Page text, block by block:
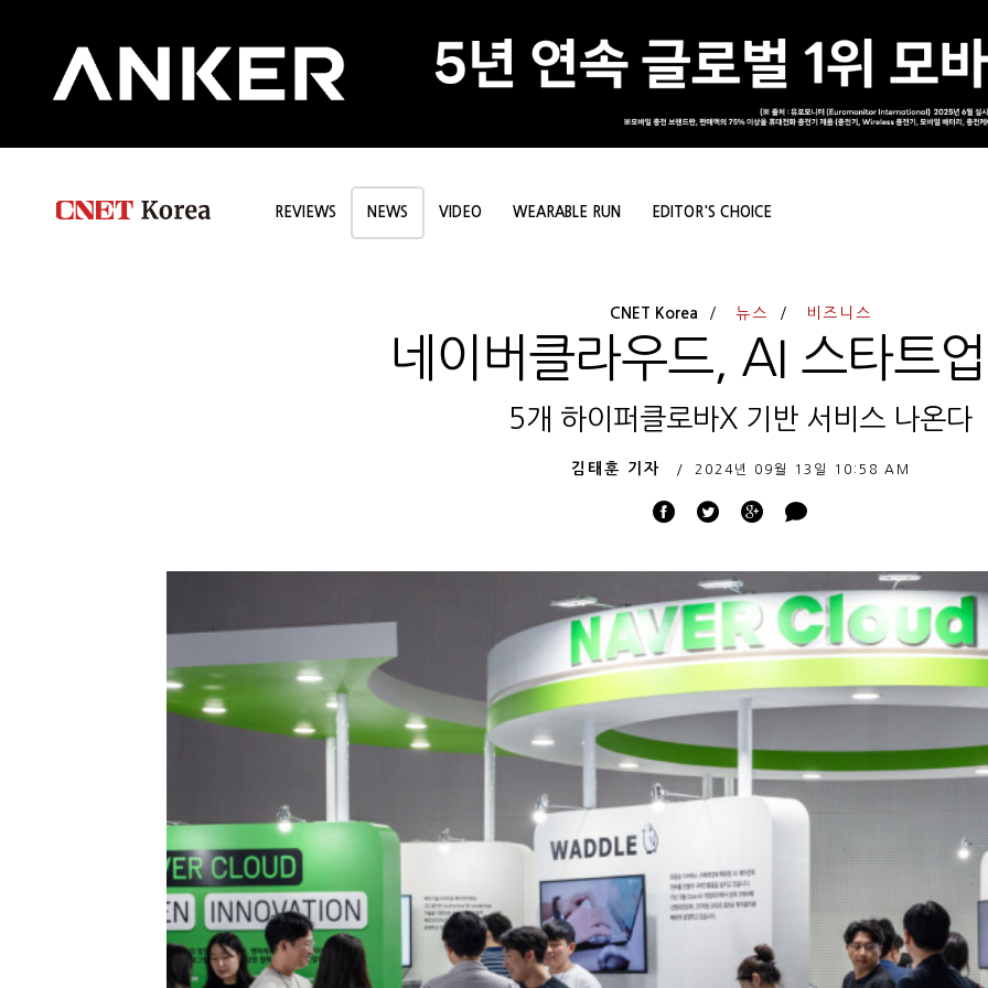
REVIEWS NEWS VIDEO WEARABLE RUN EDITOR'S CHOICE
CNET Korea 뉴스 비즈니스
네이버클라우드, AI 스타트
5개 하이퍼클로바X 기반 서비스 나온다
김태훈 기자 2024년 09월 13일 10:58 AM